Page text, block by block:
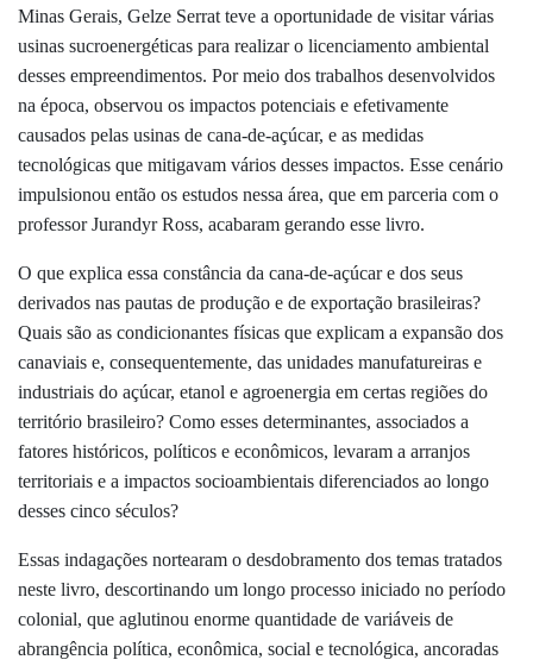
Minas Gerais, Gelze Serrat teve a oportunidade de visitar várias
usinas sucroenergéticas para realizar o licenciamento ambiental
desses empreendimentos. Por meio dos trabalhos desenvolvidos
na época, observou os impactos potenciais e efetivamente
causados pelas usinas de cana-de-açúcar, e as medidas
tecnológicas que mitigavam vários desses impactos. Esse cenário
impulsionou então os estudos nessa área, que em parceria com o
professor Jurandyr Ross, acabaram gerando esse livro.
O que explica essa constância da cana-de-açúcar e dos seus
derivados nas pautas de produção e de exportação brasileiras?
Quais são as condicionantes físicas que explicam a expansão dos
canaviais e, consequentemente, das unidades manufatureiras e
industriais do açúcar, etanol e agroenergia em certas regiões do
território brasileiro? Como esses determinantes, associados a
fatores históricos, políticos e econômicos, levaram a arranjos
territoriais e a impactos socioambientais diferenciados ao longo
desses cinco séculos?
Essas indagações nortearam o desdobramento dos temas tratados
neste livro, descortinando um longo processo iniciado no período
colonial, que aglutinou enorme quantidade de variáveis de
abrangência política, econômica, social e tecnológica, ancoradas